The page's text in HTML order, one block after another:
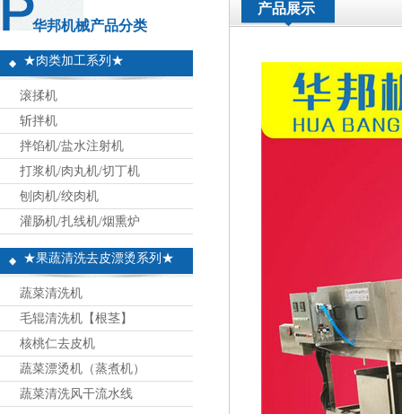
华邦机械产品分类
★肉类加工系列★
滚揉机
斩拌机
拌馅机/盐水注射机
打浆机/肉丸机/切丁机
刨肉机/绞肉机
灌肠机/扎线机/烟熏炉
★果蔬清洗去皮漂烫系列★
蔬菜清洗机
毛辊清洗机【根茎】
核桃仁去皮机
蔬菜漂烫机（蒸煮机）
蔬菜清洗风干流水线
产品展示